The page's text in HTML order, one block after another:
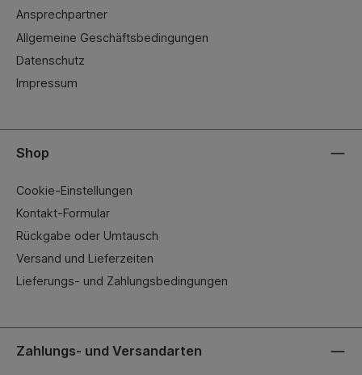
Ansprechpartner
Allgemeine Geschäftsbedingungen
Datenschutz
Impressum
Shop
Cookie-Einstellungen
Kontakt-Formular
Rückgabe oder Umtausch
Versand und Lieferzeiten
Lieferungs- und Zahlungsbedingungen
Zahlungs- und Versandarten